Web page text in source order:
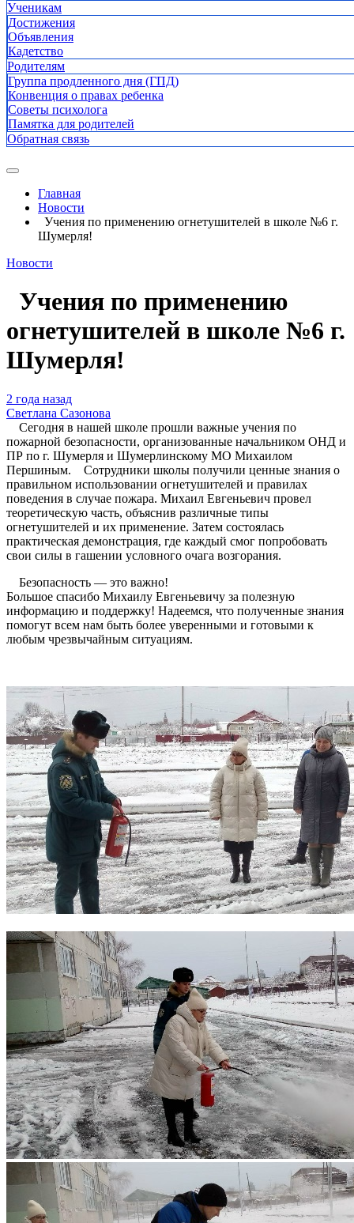
Ученикам
Достижения
Объявления
Кадетство
Родителям
Группа продленного дня (ГПД)
Конвенция о правах ребенка
Советы психолога
Памятка для родителей
Обратная связь
Главная
Новости
Учения по применению огнетушителей в школе №6 г.
Шумерля!
Новости
Учения по применению
огнетушителей в школе №6 г.
Шумерля!
2 года назад
Светлана Сазонова
Сегодня в нашей школе прошли важные учения по
пожарной безопасности, организованные начальником ОНД и
ПР по г. Шумерля и Шумерлинскому МО Михаилом
Першиным. Сотрудники школы получили ценные знания о
правильном использовании огнетушителей и правилах
поведения в случае пожара. Михаил Евгеньевич провел
теоретическую часть, объяснив различные типы
огнетушителей и их применение. Затем состоялась
практическая демонстрация, где каждый смог попробовать
свои силы в гашении условного очага возгорания.
Безопасность — это важно!
Большое спасибо Михаилу Евгеньевичу за полезную
информацию и поддержку! Надеемся, что полученные знания
помогут всем нам быть более уверенными и готовыми к
любым чрезвычайным ситуациям.